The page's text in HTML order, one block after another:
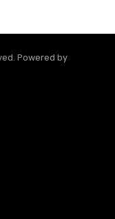
Powered by